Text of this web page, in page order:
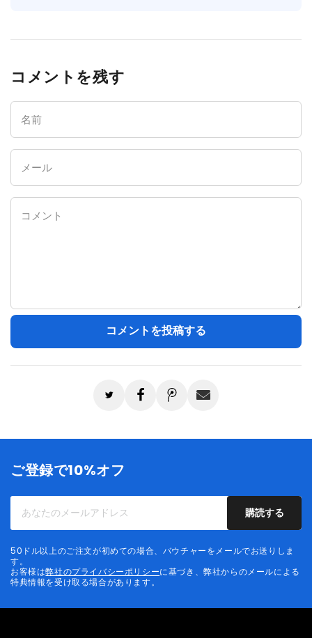
コメントを残す
ル
ご登録で10%オフ
の
メ
購読する
50ドル以上のご注文が初めての場合、バウチャーをメールでお送りしま
す。
お客様は弊社のプライバシーポリシーに基づき、弊社からのメールによる
特典情報を受け取る場合があります。